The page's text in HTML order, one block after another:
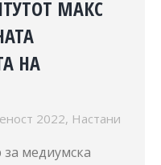
МАКС
НА
2022, Настани
медиумска